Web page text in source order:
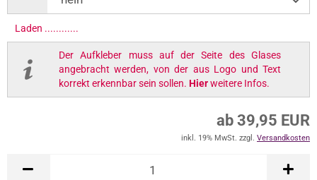
Laden .............
Der Aufkleber muss auf der Seite des Glases
angebracht werden, von der aus Logo und Text
korrekt erkennbar sein sollen. Hierweitere Infos.
ab 39,95 EUR
inkl. 19% MwSt. zzgl. Versandkosten